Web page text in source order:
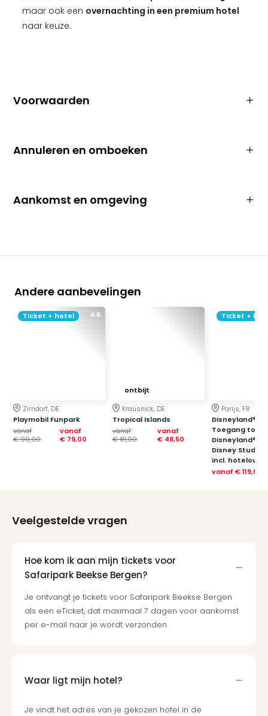
maar ook een overnachting in een premium hotel
naar keuze.
Voorwaarden
Annuleren en omboeken
Aankomst en omgeving
Andere aanbevelingen
4.6
Ticket + hotel
Zirndorf, DE
Playmobil Funpark
vanaf
€ 99,00
vanaf
€ 79,00
ontbijt
Krausnick, DE
Tropical Islands
vanaf
€ 81,00
vanaf
€ 48,50
Ticket +
Parijs, FR
Disneyland®
Toegang tot
Disneyland®
Disney
incl.
vanaf € 119,00
Veelgestelde vragen
Hoe kom ik aan mijn tickets voor
Safaripark Beekse Bergen?
Je ontvangt je tickets voor Safaripark Beekse Bergen
als een eTicket, dat maximaal 7 dagen voor aankomst
per e-mail naar je wordt verzonden.
Waar ligt mijn hotel?
Je vindt het adres van je gekozen hotel in de